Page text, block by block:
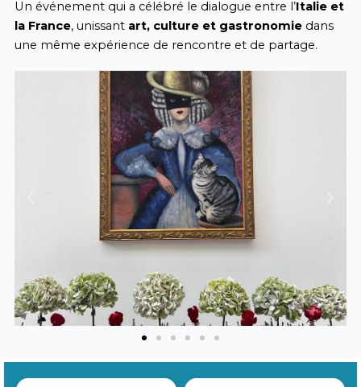
Un événement qui a célébré le dialogue entre l’Italie et
la France, unissant art, culture et gastronomiedans
une même expérience de rencontre et de partage.